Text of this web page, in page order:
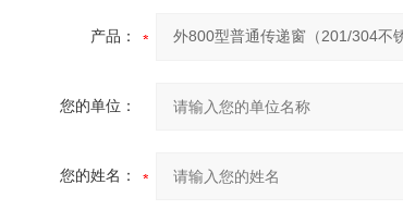
产品：
您的单位：
您的姓名：